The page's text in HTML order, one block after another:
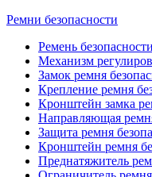
Ремни безопасности
Ремень безопасности
Механизм
Замок ремня
Крепление ремня
Кронштейн замка
Направляющая
Защита ремня
Кронштейн ремня
Преднатяжитель